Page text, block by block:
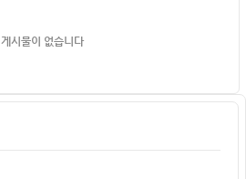
게시물이 없습니다